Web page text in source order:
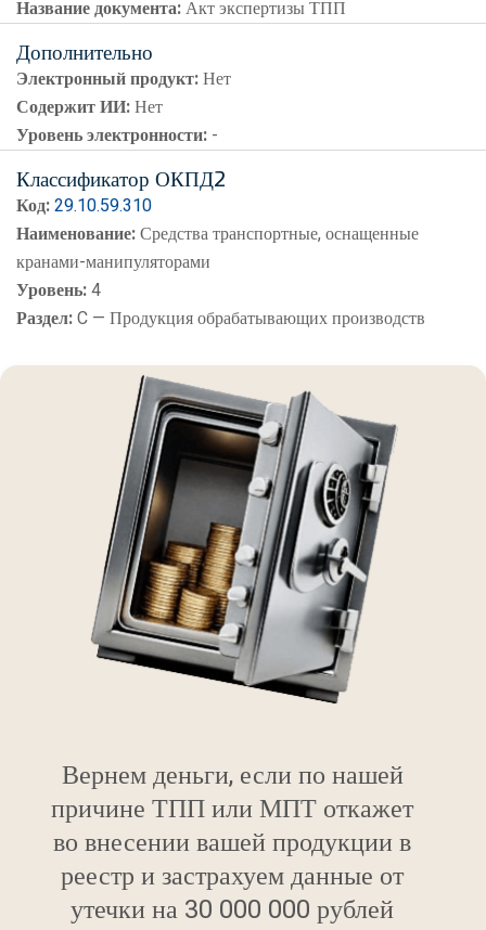
Название документа:Акт экспертизы ТПП
Дополнительно
Электронный продукт:Нет
Содержит ИИ:Нет
Уровень электронности: -
Классификатор ОКПД2
Код:29.10.59.310
Наименование:Средства транспортные, оснащенные
кранами-манипуляторами
Уровень:4
Раздел:C — Продукция обрабатывающих производств
Вернем деньги, если по нашей
причине ТПП или МПТ откажет
во внесении вашей продукции в
реестр и застрахуем данные от
утечки на 30 000 000 рублей